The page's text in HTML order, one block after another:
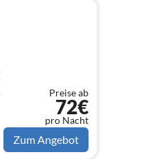
Preise ab
72€
pro Nacht
Zum Angebot